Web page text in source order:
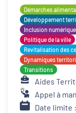
Démarches
Développement
Inclusion numérique
Politique de la ville
Revitalisation des
Dynamiques
Transitions
Aides
Appel à
Date limite